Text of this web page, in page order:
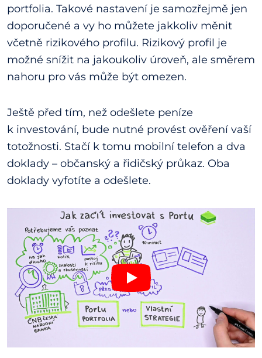
portfolia. Takové nastavení je samozřejmě jen
doporučené a vy ho můžete jakkoliv měnit
včetně rizikového profilu. Rizikový profil je
možné snížit na jakoukoliv úroveň, ale směrem
nahoru pro vás může být omezen.
Ještě před tím, než odešlete peníze
k investování, bude nutné provést ověření vaší
totožnosti. Stačí k tomu mobilní telefon a dva
doklady – občanský a řidičský průkaz. Oba
doklady vyfotíte a odešlete.